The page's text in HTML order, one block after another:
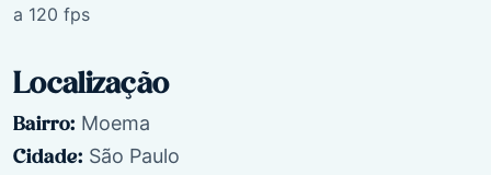
a 120 fps
Localização
Bairro: Moema
Cidade: São Paulo